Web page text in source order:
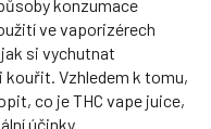
konzumace
ve vaporizérech
si vychutnat
kouřit. Vzhledem k tomu,
co je THC vape juice,
účinky.